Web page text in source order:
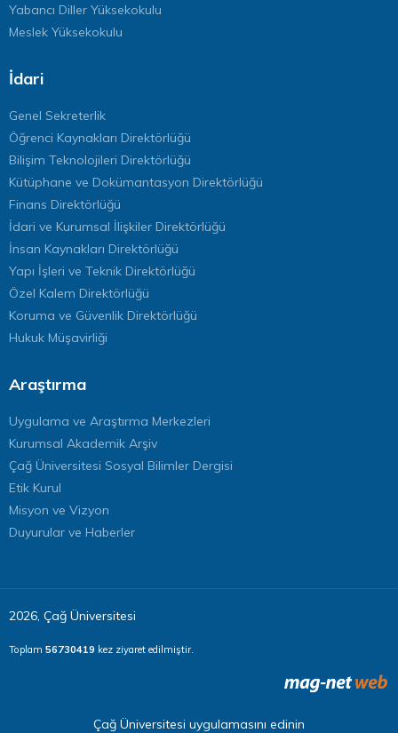
Yabancı Diller Yüksekokulu
Meslek Yüksekokulu
İdari
Genel Sekreterlik
Öğrenci Kaynakları Direktörlüğü
Bilişim Teknolojileri Direktörlüğü
Kütüphane ve Dokümantasyon Direktörlüğü
Finans Direktörlüğü
İdari ve Kurumsal İlişkiler Direktörlüğü
İnsan Kaynakları Direktörlüğü
Yapı İşleri ve Teknik Direktörlüğü
Özel Kalem Direktörlüğü
Koruma ve Güvenlik Direktörlüğü
Hukuk Müşavirliği
Araştırma
Uygulama ve Araştırma Merkezleri
Kurumsal Akademik Arşiv
Çağ Üniversitesi Sosyal Bilimler Dergisi
Etik Kurul
Misyon ve Vizyon
Duyurular ve Haberler
2026, Çağ Üniversitesi
Toplam 56730419 kez ziyaret edilmiştir.
Çağ Üniversitesi uygulamasını edinin